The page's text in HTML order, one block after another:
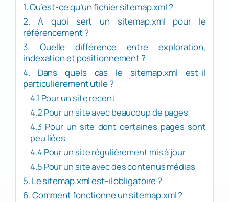
1. Qu’est-ce qu’un fichier sitemap.xml ?
2. À quoi sert un sitemap.xml pour le
référencement ?
3. Quelle différence entre exploration,
indexation et positionnement ?
4. Dans quels cas le sitemap.xml est-il
particulièrement utile ?
4.1 Pour un site récent
4.2 Pour un site avec beaucoup de pages
4.3 Pour un site dont certaines pages sont
peu liées
4.4 Pour un site régulièrement mis à jour
4.5 Pour un site avec des contenus médias
5. Le sitemap.xml est-il obligatoire ?
6. Comment fonctionne un sitemap.xml ?